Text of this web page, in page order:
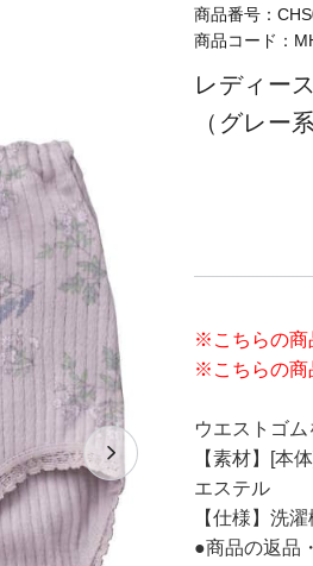
商品番号：
商品コード：
レディー
（グレー系
※こちらの商
※こちらの商
ウエストゴ
【素材】[本
エステル
【仕様】洗
●商品の返品